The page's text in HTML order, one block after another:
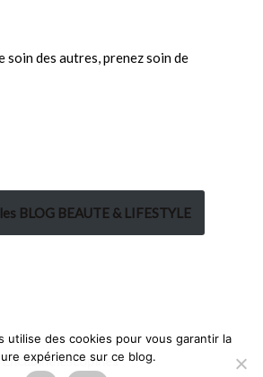
soin des autres, prenez soin de
BLOG BEAUTE & LIFESTYLE
utilise des cookies pour vous garantir la
expérience sur ce blog.